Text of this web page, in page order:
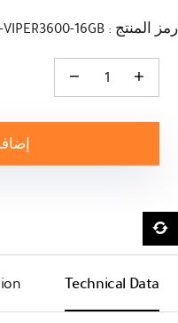
رمز المنتج : RM-VIPER3600-16GB
كمية RAM PATRIOT VIPER STEEL RGB 3600MHz 2x8GB DDR4 CL18 BLACK
Technical Data